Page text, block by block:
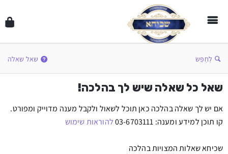
לְחַפֵּשׂ שאל שאלה
שאל כל שאלה שיש לך בהלכה!
אם יש לך שאלה בהלכה כאן תוכל לשאול ולקבל מענה מדוייק ומפורט.
קו תוכן למידע ומענה: 03-6703111
להוראות שימוש
שכיחא שאלות המצויות בהלכה